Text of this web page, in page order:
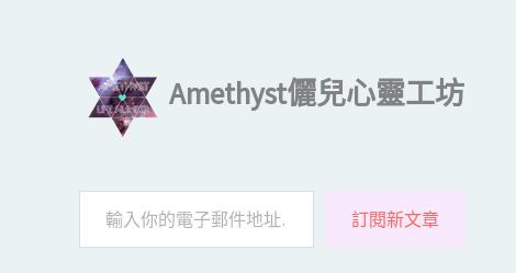
Amethyst儷兒心靈工坊
訂閱新文章